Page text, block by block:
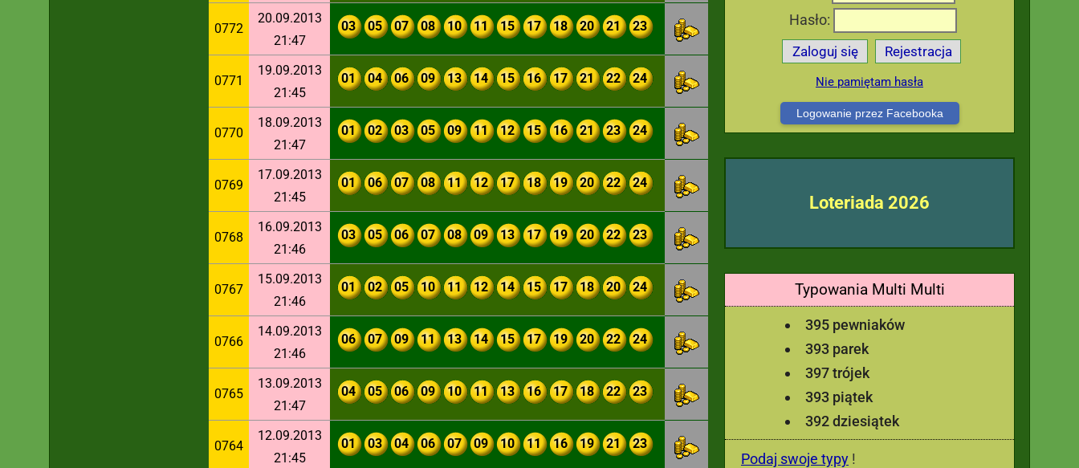
Hasło:
Zaloguj się Rejestracja
Nie pamiętam hasła
Logowanie przez Facebooka
Loteriada 2026
Typowania Multi Multi
395 pewniaków
393 parek
397 trójek
393 piątek
392 dziesiątek
Podaj swoje typy !
0772
20.09.2013
21:47
03 05 07 08 10 11 15 17 18 20 21 23
0771
19.09.2013
21:45
01 04 06 09 13 14 15 16 17 21 22 24
0770
18.09.2013
21:47
01 02 03 05 09 11 12 15 16 21 23 24
0769
17.09.2013
21:45
01 06 07 08 11 12 17 18 19 20 22 24
0768
16.09.2013
21:46
03 05 06 07 08 09 13 17 19 20 22 23
0767
15.09.2013
21:46
01 02 05 10 11 12 14 15 17 18 20 24
0766
14.09.2013
21:46
06 07 09 11 13 14 15 17 19 20 22 24
0765
13.09.2013
21:47
04 05 06 09 10 11 13 16 17 18 22 23
0764
12.09.2013
21:45
01 03 04 06 07 09 10 11 16 19 21 23